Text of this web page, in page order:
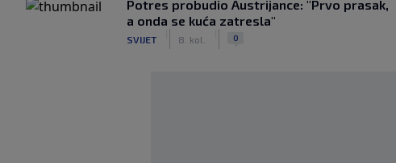
Potres probudio Austrijance: "Prvo prasak,
a onda se kuća zatresla"
SVIJET 8. kol. 0